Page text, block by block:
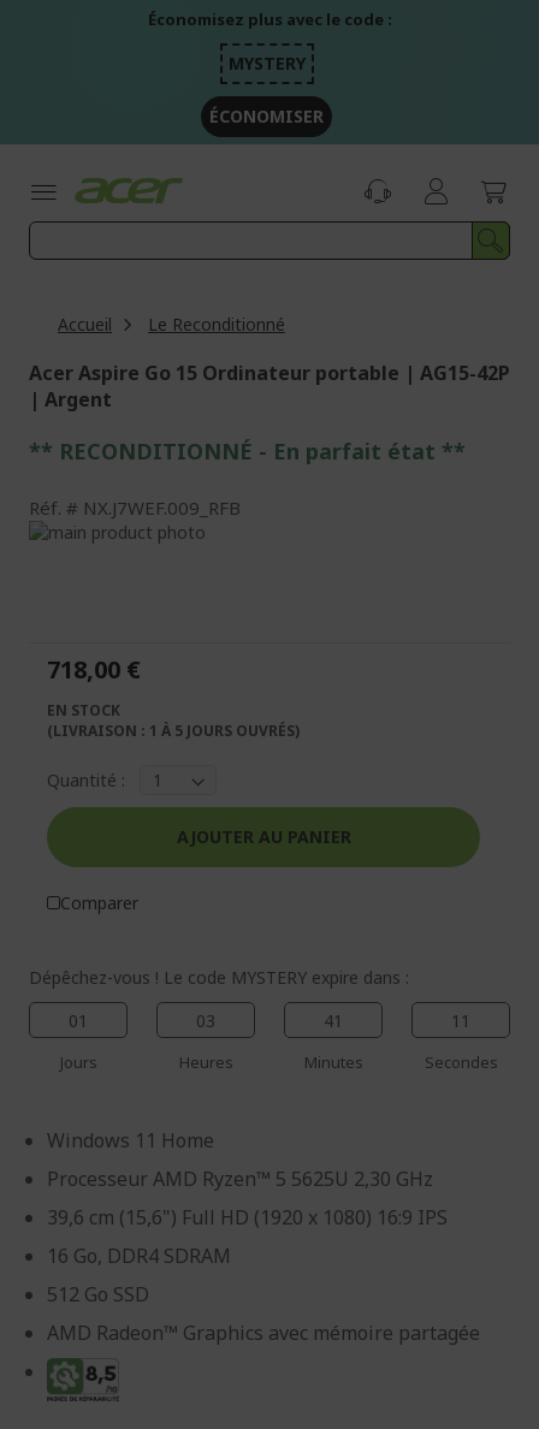
Économisez plus avec le code :
MYSTERY
ÉCONOMISER
Accueil Le Reconditionné
Acer Aspire Go 15 Ordinateur portable | AG15-42P
| Argent
** RECONDITIONNÉ - En parfait état **
Réf. NX.J7WEF.009_RFB
Passer
galerie
d’images
Galerie
d’images
Dépêchez-vous ! Le code MYSTERY expire dans :
01
Jours
03
Heures
41
Minutes
11
Secondes
Windows 11 Home
Processeur AMD Ryzen™ 5 5625U 2,30 GHz
39,6 cm (15,6") Full HD (1920 x 1080) 16:9 IPS
16 Go, DDR4 SDRAM
512 Go SSD
AMD Radeon™ Graphics avec mémoire partagée
718,00 €
EN STOCK
(LIVRAISON : 1 À 5 JOURS OUVRÉS)
Quantité :
AJOUTER AU PANIER
Comparer